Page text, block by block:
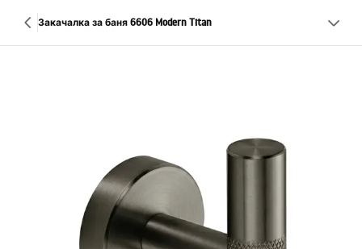
Закачалка за баня 6606 Modern Titan